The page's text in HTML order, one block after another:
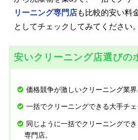
リーニング専門店も比較的安い料
としてチェックしてみてください。
安いクリーニング店選びの
価格競争が激しいクリーニング業界
一括でクリーニングできる大手チェ
同じように一括でクリーニングで
専門店。